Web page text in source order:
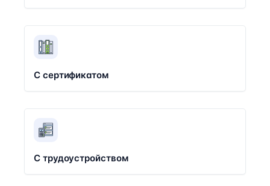
С сертификатом
С трудоустройством